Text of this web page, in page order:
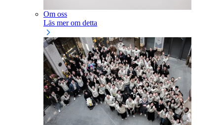
Om oss
Läs mer om detta